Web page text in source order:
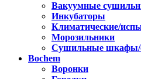
Вакуумные
Инкубаторы
Климатические/
Морозильники
Сушильные шкафы/
Bochem
Воронки